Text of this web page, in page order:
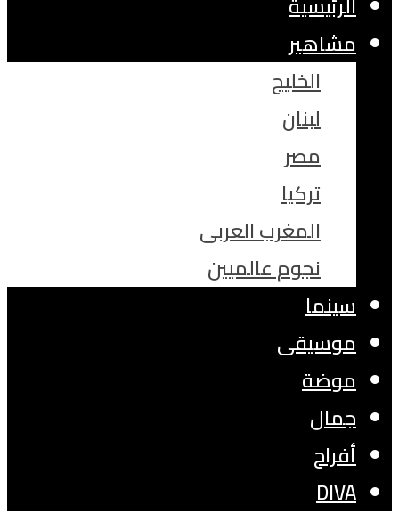
مشاهير
الخليج
لبنان
مصر
تركيا
المغرب العربى
نجوم عالميين
سينما
موسيقى
موضة
جمال
أفراح
DIVA